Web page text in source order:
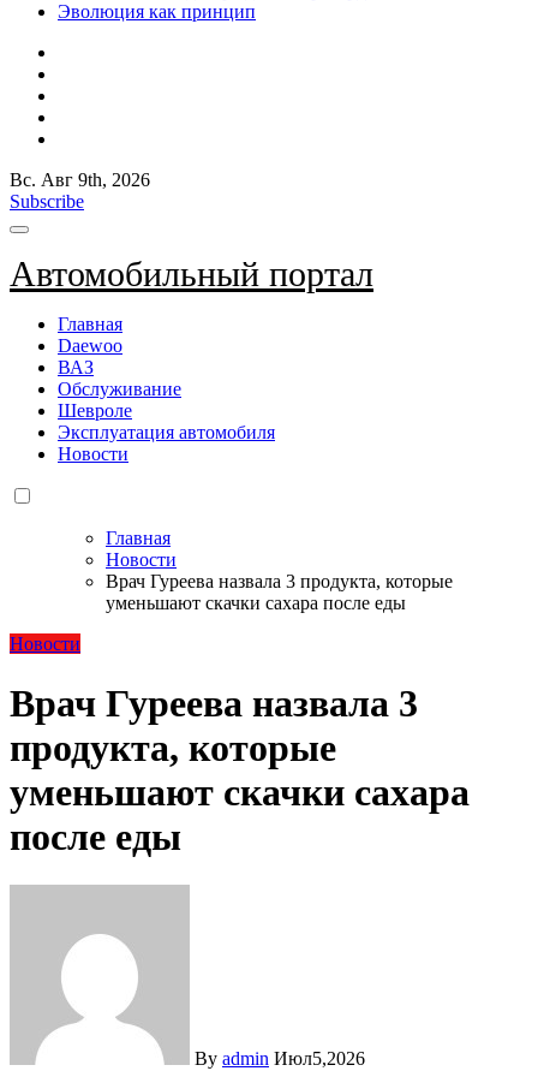
Эволюция как принцип
Вс. Авг 9th, 2026
Subscribe
Автомобильный портал
Главная
Daewoo
ВАЗ
Обслуживание
Шевроле
Эксплуатация автомобиля
Новости
Главная
Новости
Врач Гуреева назвала 3 продукта, которые
уменьшают скачки сахара после еды
Новости
Врач Гуреева назвала 3
продукта, которые
уменьшают скачки сахара
после еды
By admin Июл5,2026